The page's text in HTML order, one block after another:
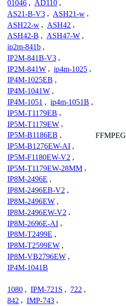
01046 , AD110 ,
AS21-B-V3 , ASH21-w ,
ASH22-w , ASH42 ,
ASH42-B , ASH47-W ,
ip2m-841b ,
IP2M-841B-V3 ,
IP2M-841W , ip4m-1025 ,
IP4M-1025EB ,
IP4M-1041W ,
IP4M-1051 , ip4m-1051B ,
IP5M-T1179EB ,
IP5M-T1179EW ,
IP5M-B1186EB ,
IP5M-B1276EW-AI ,
IP5M-F1180EW-V2 ,
IP5M-T1179EW-28MM ,
IP8M-2496E ,
IP8M-2496EB-V2 ,
IP8M-2496EW ,
IP8M-2496EW-V2 ,
IP8M-2696E-AI ,
IP8M-T2499E ,
IP8M-T2599EW ,
IP8M-VB2796EW ,
IP4M-1041B
FFMPEG
1080 , IPM-721S , 722 ,
842 , IMP-743 ,